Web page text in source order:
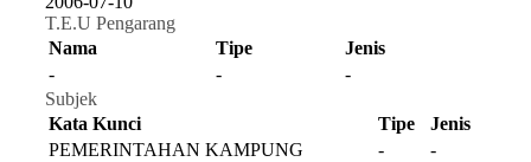
T.E.U Pengarang
Nama
Tipe
Jenis
-
-
-
Subjek
Kata Kunci
Tipe
Jenis
PEMERINTAHAN KAMPUNG
-
-